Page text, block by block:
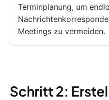
Terminplanung, um
Meetings zu vermeiden.
Schritt 2: